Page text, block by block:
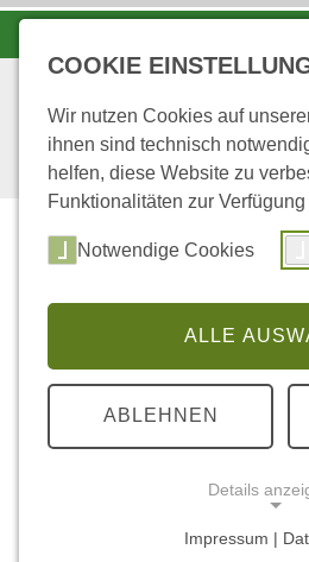
STARTSEITE ...
Institut für
COOKIE
Wir nutzen Cookies auf
ihnen sind technisch
helfen, diese Website zu
Funktionalitäten zur
Notwendige Cookies
ALLE
ABLEHNEN
Details
Impressum |